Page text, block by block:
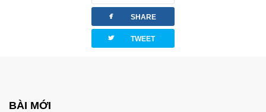
facebook SHARE
twitterbird TWEET
BÀI MỚI